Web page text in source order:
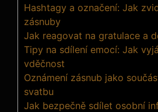
Hashtagy a označení: Jak
zásnuby
Jak reagovat na gratulace a
Tipy na sdílení emocí: Jak
vděčnost
Oznámení zásnub jako
svatbu
Jak bezpečně sdílet osobní